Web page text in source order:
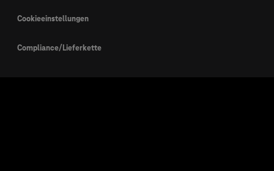
Cookieeinstellungen
Compliance/Lieferkette